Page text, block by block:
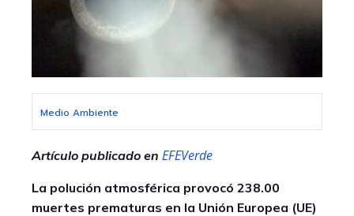
Medio Ambiente
Artículo publicado en EFEVerde
La polución atmosférica provocó 238.00
muertes prematuras en la Unión Europea (UE)